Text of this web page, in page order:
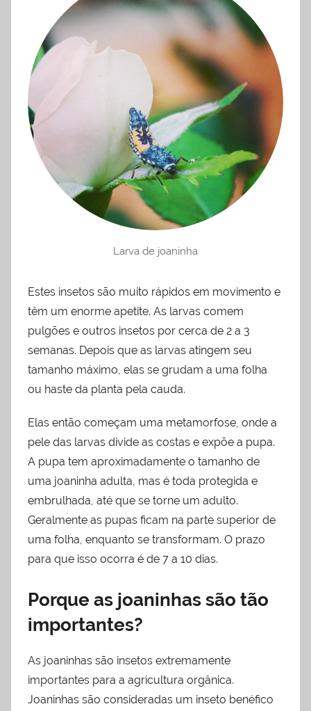
Larva de joaninha
Estes insetos são muito rápidos em movimento e
têm um enorme apetite. As larvas comem
pulgões e outros insetos por cerca de 2 a 3
semanas. Depois que as larvas atingem seu
tamanho máximo, elas se grudam a uma folha
ou haste da planta pela cauda.
Elas então começam uma metamorfose, onde a
pele das larvas divide as costas e expõe a pupa.
A pupa tem aproximadamente o tamanho de
uma joaninha adulta, mas é toda protegida e
embrulhada, até que se torne um adulto.
Geralmente as pupas ficam na parte superior de
uma folha, enquanto se transformam. O prazo
para que isso ocorra é de 7 a 10 dias.
Porque as joaninhas são tão
importantes?
As joaninhas são insetos extremamente
importantes para a agricultura orgânica.
Joaninhas são consideradas um inseto benéfico